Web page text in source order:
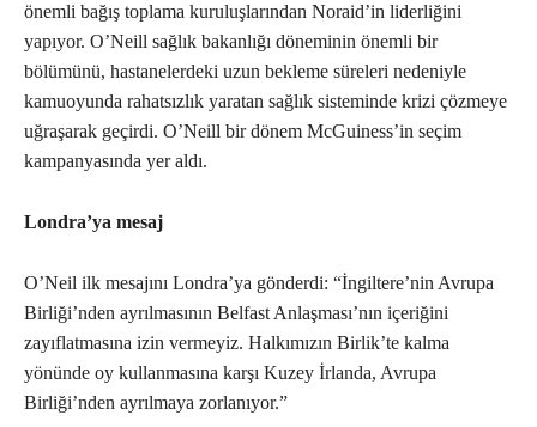
önemli bağış toplama kuruluşlarından Noraid’in liderliğini
yapıyor. O’Neill sağlık bakanlığı döneminin önemli bir
bölümünü, hastanelerdeki uzun bekleme süreleri nedeniyle
kamuoyunda rahatsızlık yaratan sağlık sisteminde krizi çözmeye
uğraşarak geçirdi. O’Neill bir dönem McGuiness’in seçim
kampanyasında yer aldı.
Londra’ya mesaj
O’Neil ilk mesajını Londra’ya gönderdi: “İngiltere’nin Avrupa
Birliği’nden ayrılmasının Belfast Anlaşması’nın içeriğini
zayıflatmasına izin vermeyiz. Halkımızın Birlik’te kalma
yönünde oy kullanmasına karşı Kuzey İrlanda, Avrupa
Birliği’nden ayrılmaya zorlanıyor.”